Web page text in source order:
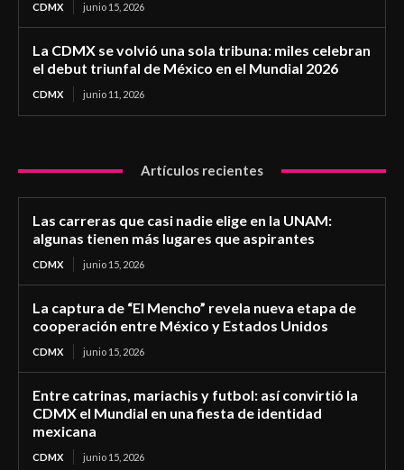
CDMX junio 15, 2026
La CDMX se volvió una sola tribuna: miles celebran
el debut triunfal de México en el Mundial 2026
CDMX junio 11, 2026
Artículos recientes
Las carreras que casi nadie elige en la UNAM:
algunas tienen más lugares que aspirantes
CDMX junio 15, 2026
La captura de “El Mencho” revela nueva etapa de
cooperación entre México y Estados Unidos
CDMX junio 15, 2026
Entre catrinas, mariachis y futbol: así convirtió la
CDMX el Mundial en una fiesta de identidad
mexicana
CDMX junio 15, 2026